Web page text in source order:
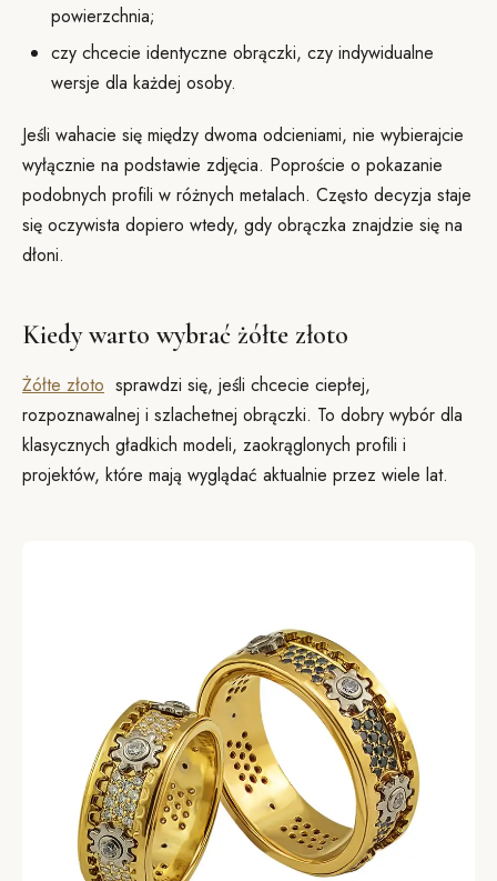
powierzchnia;
czy chcecie identyczne obrączki, czy indywidualne
wersje dla każdej osoby.
Jeśli wahacie się między dwoma odcieniami, nie wybierajcie
wyłącznie na podstawie zdjęcia. Poproście o pokazanie
podobnych profili w różnych metalach. Często decyzja staje
się oczywista dopiero wtedy, gdy obrączka znajdzie się na
dłoni.
Kiedy warto wybrać żółte złoto
Żółte złoto sprawdzi się, jeśli chcecie ciepłej,
rozpoznawalnej i szlachetnej obrączki. To dobry wybór dla
klasycznych gładkich modeli, zaokrąglonych profili i
projektów, które mają wyglądać aktualnie przez wiele lat.